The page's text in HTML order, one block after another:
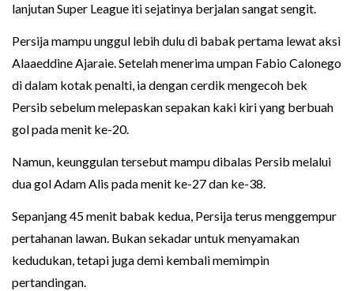
lanjutan Super League iti sejatinya berjalan sangat sengit.
Persija mampu unggul lebih dulu di babak pertama lewat aksi
Alaaeddine Ajaraie. Setelah menerima umpan Fabio Calonego
di dalam kotak penalti, ia dengan cerdik mengecoh bek
Persib sebelum melepaskan sepakan kaki kiri yang berbuah
gol pada menit ke-20.
Namun, keunggulan tersebut mampu dibalas Persib melalui
dua gol Adam Alis pada menit ke-27 dan ke-38.
Sepanjang 45 menit babak kedua, Persija terus menggempur
pertahanan lawan. Bukan sekadar untuk menyamakan
kedudukan, tetapi juga demi kembali memimpin
pertandingan.